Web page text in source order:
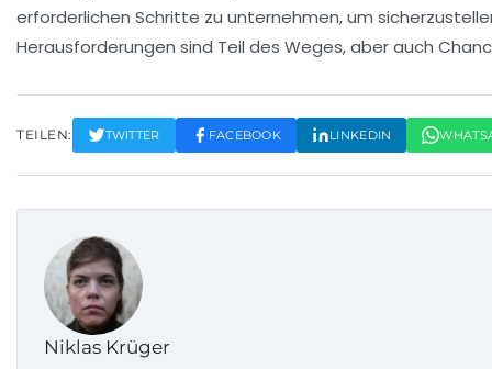
erforderlichen Schritte zu unternehmen, um
Herausforderungen sind Teil des Weges, aber auch
TEILEN: TWITTER FACEBOOK LINKEDIN
Niklas Krüger